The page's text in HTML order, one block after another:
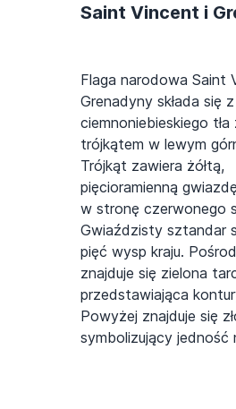
Saint Vincent i
Flaga narodowa Saint
Grenadyny składa się z
ciemnoniebieskiego tła
trójkątem w lewym
Trójkąt zawiera żółtą,
pięcioramienną
w stronę czerwonego
Gwiaździsty sztandar
pięć wysp kraju.
znajduje się zielona
przedstawiająca
Powyżej znajduje się
symbolizujący jedność